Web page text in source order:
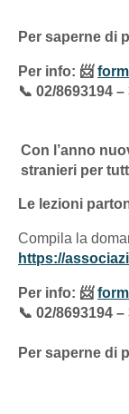
Per saperne di
Per info: 📨
📞 02/8693194 –
Con l’anno
stranieri per
Le lezioni
Compila la
https://
Per info: 📨
📞 02/8693194 –
Per saperne di